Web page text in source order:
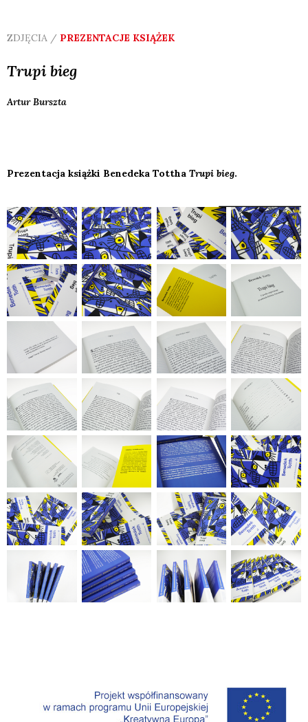
ZDJĘCIA / PREZENTACJE KSIĄŻEK
Trupi bieg
ArturBurszta
Prezentacja książki Benedeka Tottha Trupi bieg.